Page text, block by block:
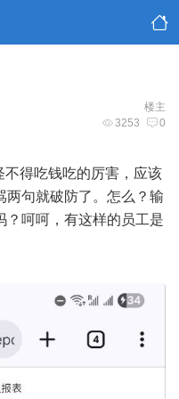
楼主
3253 0
不得吃钱吃的厉害，应该
两句就破防了。怎么？输
？呵呵，有这样的员工是